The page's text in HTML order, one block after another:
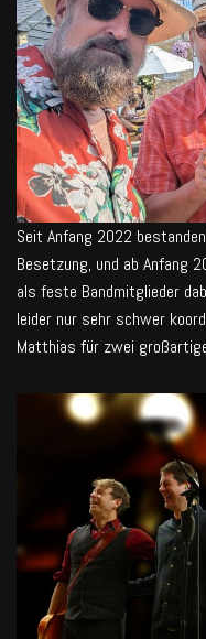
Seit Anfang 2022
Besetzung, und ab Anfang
als feste Bandmitglieder
leider nur sehr schwer
Matthias für zwei